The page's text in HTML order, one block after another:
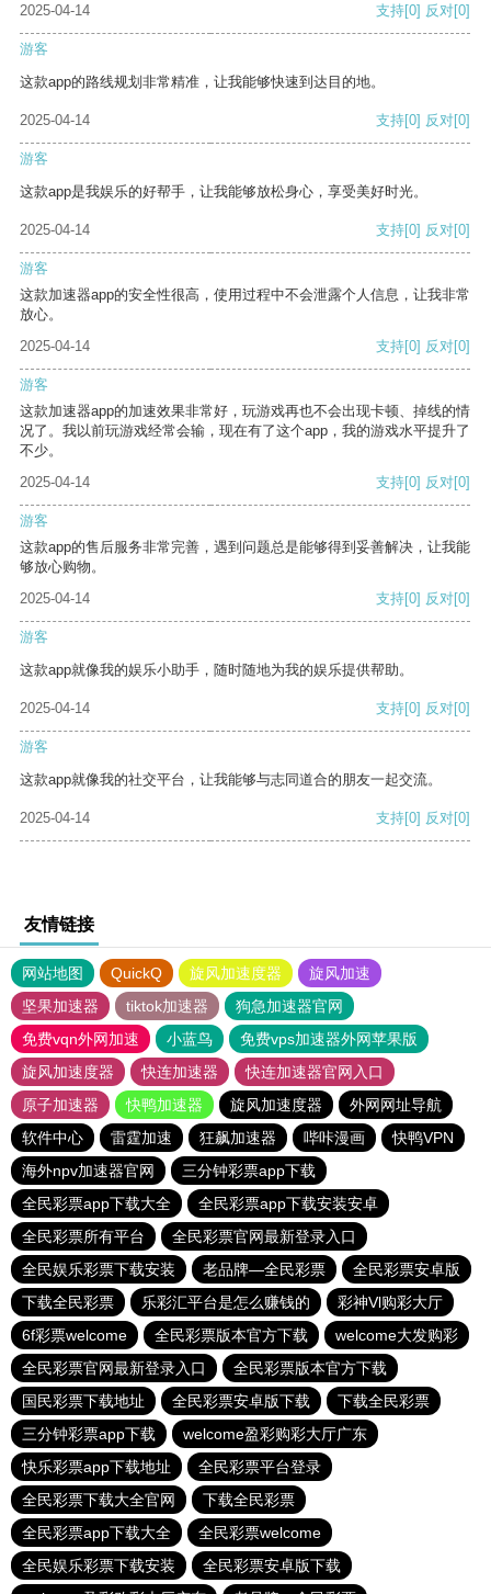
2025-04-14 支持[0] 反对[0]
游客
这款app的路线规划非常精准，让我能够快速到达目的地。
2025-04-14 支持[0] 反对[0]
游客
这款app是我娱乐的好帮手，让我能够放松身心，享受美好时光。
2025-04-14 支持[0] 反对[0]
游客
这款加速器app的安全性很高，使用过程中不会泄露个人信息，让我非常
放心。
2025-04-14
支持[0] 反对[0]
游客
这款加速器app的加速效果非常好，玩游戏再也不会出现卡顿、掉线的情
况了。我以前玩游戏经常会输，现在有了这个app，我的游戏水平提升了
不少。
2025-04-14
支持[0] 反对[0]
游客
这款app的售后服务非常完善，遇到问题总是能够得到妥善解决，让我能
够放心购物。
2025-04-14
支持[0] 反对[0]
游客
这款app就像我的娱乐小助手，随时随地为我的娱乐提供帮助。
2025-04-14 支持[0] 反对[0]
游客
这款app就像我的社交平台，让我能够与志同道合的朋友一起交流。
2025-04-14 支持[0] 反对[0]
友情链接
网站地图 QuickQ 旋风加速度器
旋风加速
坚果加速器
tiktok加速器
狗急加速器官网
免费vqn外网加速
小蓝鸟
免费vps加速器外网苹果版
旋风加速度器
快连加速器
快连加速器官网入口
原子加速器
快鸭加速器 旋风加速度器
外网网址导航
软件中心
雷霆加速 狂飙加速器 哔咔漫画
快鸭VPN
海外npv加速器官网
三分钟彩票app下载
全民彩票app下载大全
全民彩票app下载安装安卓
全民彩票所有平台
全民彩票官网最新登录入口
全民娱乐彩票下载安装
老品牌—全民彩票
全民彩票安卓版
下载全民彩票
乐彩汇平台是怎么赚钱的
彩神Vl购彩大厅
6f彩票welcome
全民彩票版本官方下载
welcome大发购彩
全民彩票官网最新登录入口
全民彩票版本官方下载
国民彩票下载地址
全民彩票安卓版下载
下载全民彩票
三分钟彩票app下载
welcome盈彩购彩大厅广东
快乐彩票app下载地址
全民彩票平台登录
全民彩票下载大全官网
下载全民彩票
全民彩票app下载大全
全民彩票welcome
全民娱乐彩票下载安装
全民彩票安卓版下载